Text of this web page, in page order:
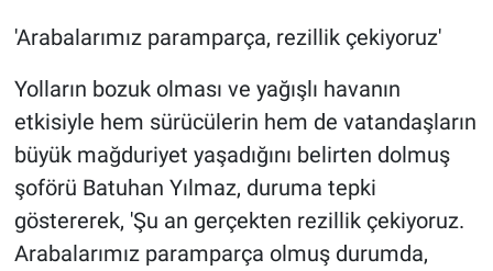
'Arabalarımız paramparça, rezillik çekiyoruz'
Yolların bozuk olması ve yağışlı havanın
etkisiyle hem sürücülerin hem de vatandaşların
büyük mağduriyet yaşadığını belirten dolmuş
şoförü Batuhan Yılmaz, duruma tepki
göstererek, 'Şu an gerçekten rezillik çekiyoruz.
Arabalarımız paramparça olmuş durumda,